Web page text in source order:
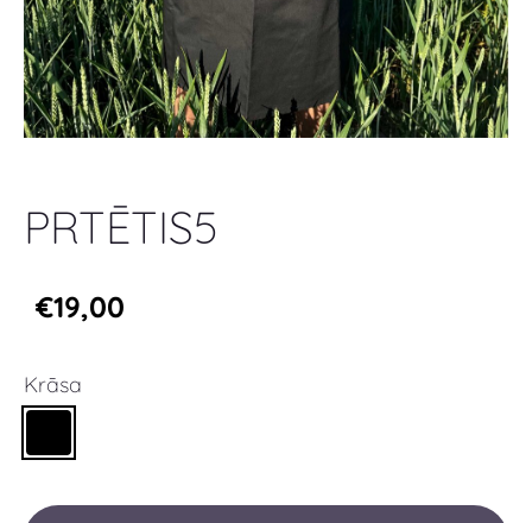
PRTĒTIS5
€19,00
Krāsa